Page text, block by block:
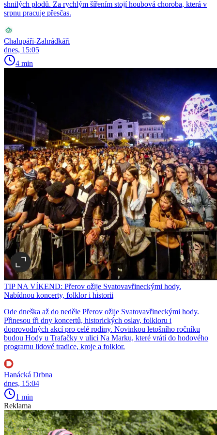
shnilých plodů. Za rychlým šířením stojí houbová choroba, která v
srpnu pracuje přesčas.
Chalupáři-Zahrádkáři
dnes, 15:05
4 min
TIP NA VÍKEND: Přerov ožije Svatovavřineckými hody.
Nabídnou koncerty, folklor i historii
Ode dneška až do neděle Přerov ožije Svatovavřineckými hody.
Přinesou tři dny koncertů, historických oslav, folkloru i
doprovodných akcí pro celé rodiny. Novinkou letošního ročníku
budou Hody u Trafačky v ulici Na Marku, které vrátí do hodového
programu lidové tradice, kroje a folklor.
Hanácká Drbna
dnes, 15:04
1 min
Reklama